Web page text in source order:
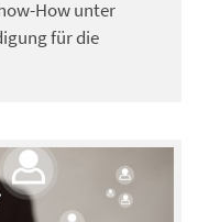
How unter
für die